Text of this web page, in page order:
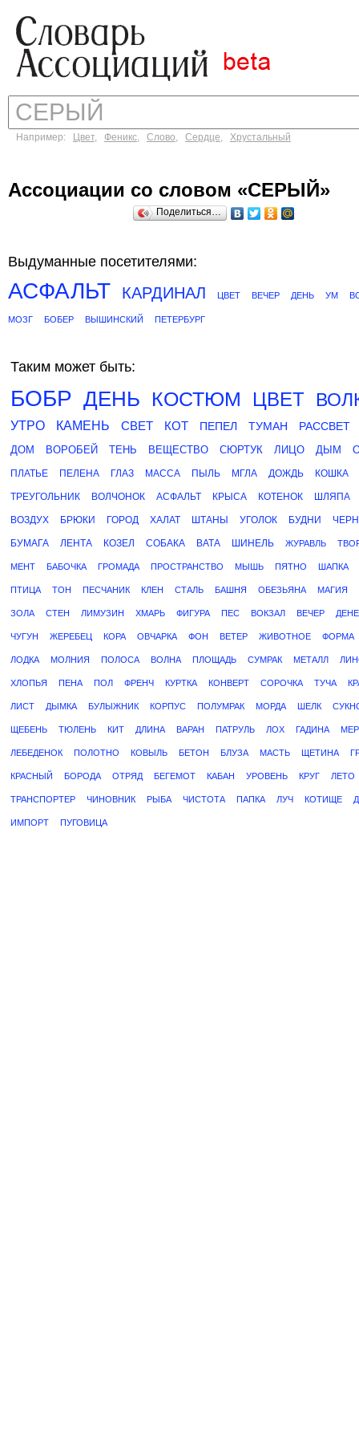
Например: Цвет, Феникс, Слово, Сердце, Хрустальный
Ассоциации со словом «СЕРЫЙ»
Поделиться…
Выдуманные посетителями:
АСФАЛЬТ КАРДИНАЛ ЦВЕТ ВЕЧЕР ДЕНЬ УМ
МОЗГ БОБЕР ВЫШИНСКИЙ ПЕТЕРБУРГ
Таким может быть:
БОБР ДЕНЬ КОСТЮМ ЦВЕТ
УТРО КАМЕНЬ СВЕТ КОТ ПЕПЕЛ ТУМАН РАССВЕТ
ДОМ ВОРОБЕЙ ТЕНЬ ВЕЩЕСТВО СЮРТУК ЛИЦО ДЫМ
ПЛАТЬЕ ПЕЛЕНА ГЛАЗ МАССА ПЫЛЬ МГЛА ДОЖДЬ КОШКА
ТРЕУГОЛЬНИК ВОЛЧОНОК АСФАЛЬТ КРЫСА КОТЕНОК ШЛЯПА
ВОЗДУХ БРЮКИ ГОРОД ХАЛАТ ШТАНЫ УГОЛОК БУДНИ
БУМАГА ЛЕНТА КОЗЕЛ СОБАКА ВАТА ШИНЕЛЬ ЖУРАВЛЬ
МЕНТ БАБОЧКА ГРОМАДА ПРОСТРАНСТВО МЫШЬ ПЯТНО ШАПКА
ПТИЦА ТОН ПЕСЧАНИК КЛЕН СТАЛЬ БАШНЯ ОБЕЗЬЯНА МАГИЯ
ЗОЛА СТЕН ЛИМУЗИН ХМАРЬ ФИГУРА ПЕС ВОКЗАЛ ВЕЧЕР
ЧУГУН ЖЕРЕБЕЦ КОРА ОВЧАРКА ФОН ВЕТЕР ЖИВОТНОЕ ФОРМА
ЛОДКА МОЛНИЯ ПОЛОСА ВОЛНА ПЛОЩАДЬ СУМРАК МЕТАЛЛ
ХЛОПЬЯ ПЕНА ПОЛ ФРЕНЧ КУРТКА КОНВЕРТ СОРОЧКА ТУЧА
ЛИСТ ДЫМКА БУЛЫЖНИК КОРПУС ПОЛУМРАК МОРДА ШЕЛК
ЩЕБЕНЬ ТЮЛЕНЬ КИТ ДЛИНА ВАРАН ПАТРУЛЬ ЛОХ ГАДИНА
ЛЕБЕДЕНОК ПОЛОТНО КОВЫЛЬ БЕТОН БЛУЗА МАСТЬ ЩЕТИНА
КРАСНЫЙ БОРОДА ОТРЯД БЕГЕМОТ КАБАН УРОВЕНЬ КРУГ ЛЕТО
ТРАНСПОРТЕР ЧИНОВНИК РЫБА ЧИСТОТА ПАПКА ЛУЧ КОТИЩЕ
ИМПОРТ ПУГОВИЦА